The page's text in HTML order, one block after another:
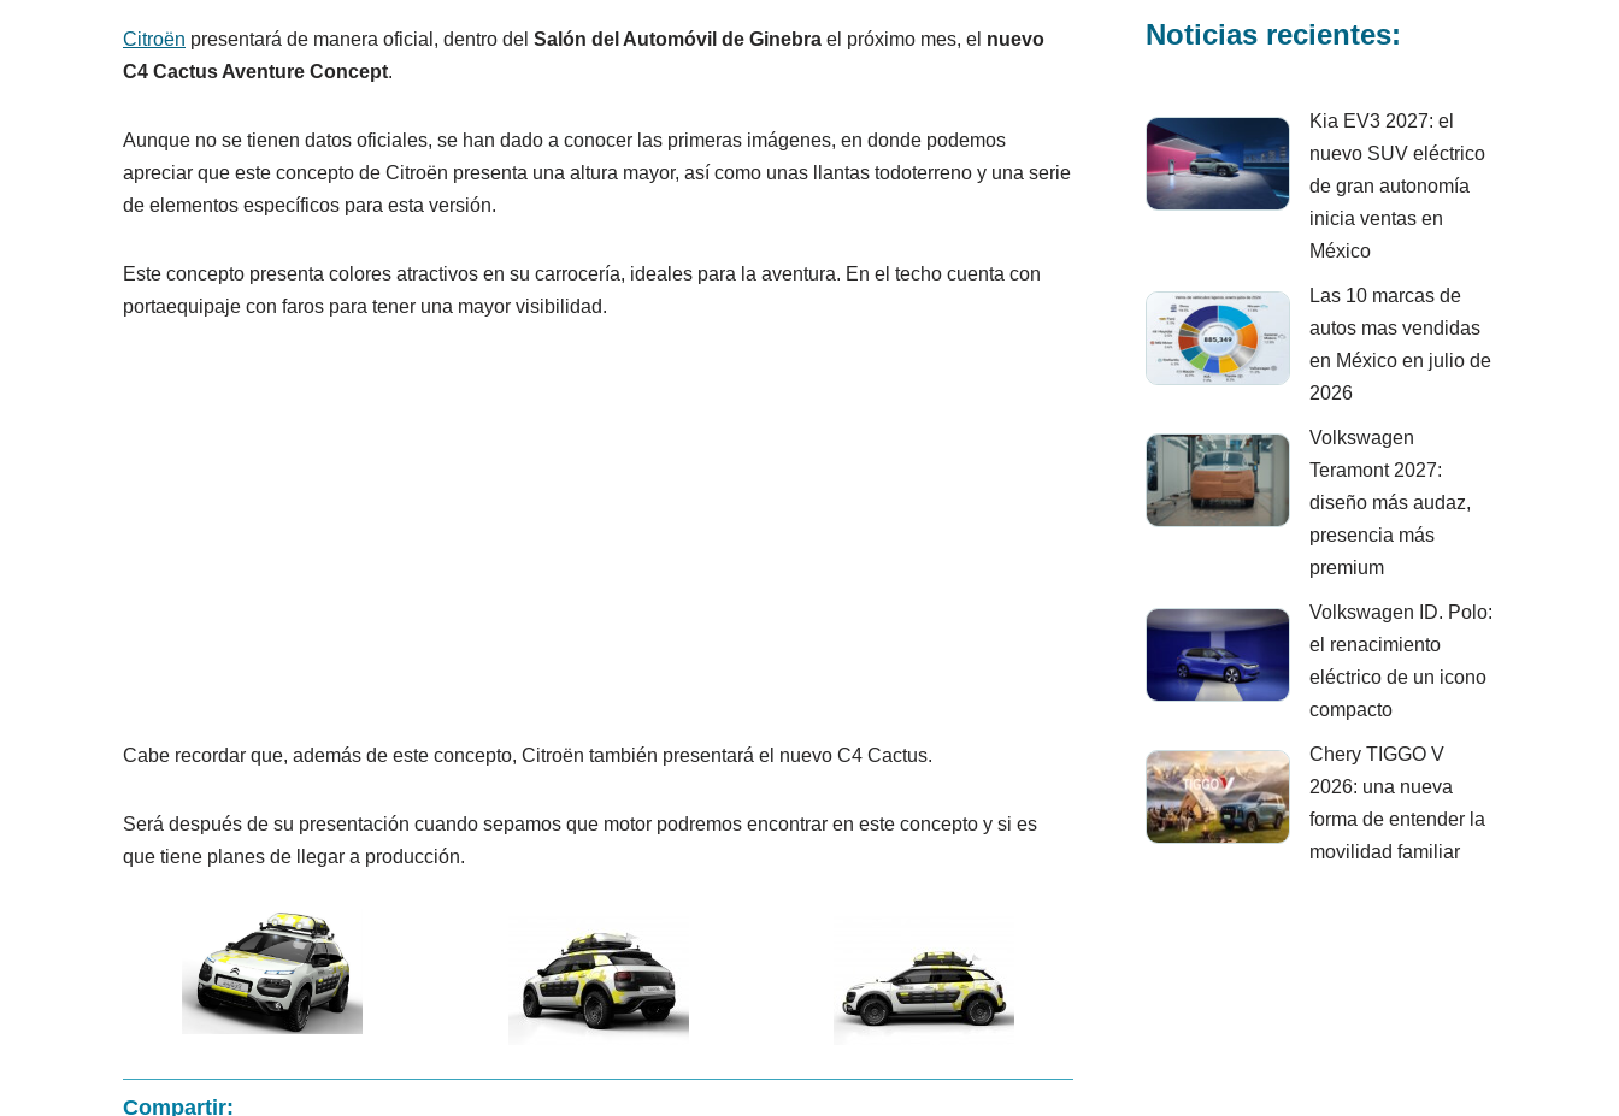
Citroën presentará de manera oficial, dentro del Salón del Automóvil de Ginebra el próximo mes, el nuevo
C4 Cactus Aventure Concept.
Aunque no se tienen datos oficiales, se han dado a conocer las primeras imágenes, en donde podemos
apreciar que este concepto de Citroën presenta una altura mayor, así como unas llantas todoterreno y una serie
de elementos específicos para esta versión.
Este concepto presenta colores atractivos en su carrocería, ideales para la aventura. En el techo cuenta con
portaequipaje con faros para tener una mayor visibilidad.
Cabe recordar que, además de este concepto, Citroën también presentará el nuevo C4 Cactus.
Será después de su presentación cuando sepamos que motor podremos encontrar en este concepto y si es
que tiene planes de llegar a producción.
Compartir:
Noticias recientes:
Kia EV3 2027: el
nuevo SUV eléctrico
de gran autonomía
inicia ventas en
México
Las 10 marcas de
autos mas vendidas
en México en julio de
2026
Volkswagen
Teramont 2027:
diseño más audaz,
presencia más
premium
Volkswagen ID. Polo:
el renacimiento
eléctrico de un icono
compacto
Chery TIGGO V
2026: una nueva
forma de entender la
movilidad familiar